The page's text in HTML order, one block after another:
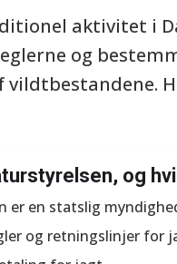
aktivitet i
og
og
er en statslig
og retningslinjer for